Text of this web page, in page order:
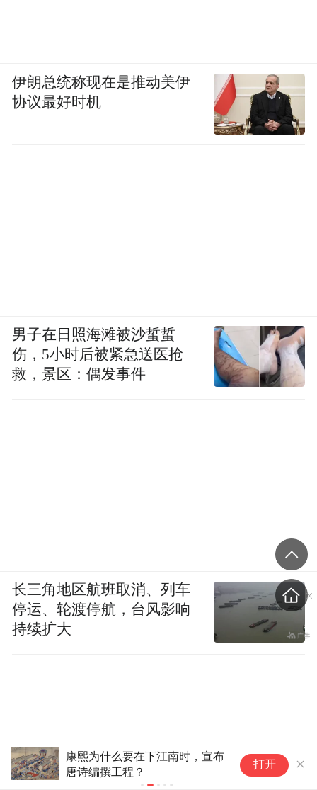
康熙为什么要在下江南时，宣布
唐诗编撰工程？
打开
伊朗总统称现在是推动美伊
协议最好时机
男子在日照海滩被沙蜇蜇
伤，5小时后被紧急送医抢
救，景区：偶发事件
长三角地区航班取消、列车
停运、轮渡停航，台风影响
持续扩大